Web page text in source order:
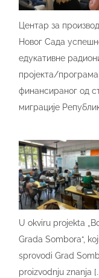
Центар за
Новог Сада
едукативне
пројекта/
финансираног од
миграције
U okviru projekta
Grada Sombora“,
sprovodi Grad
proizvodnju znanja